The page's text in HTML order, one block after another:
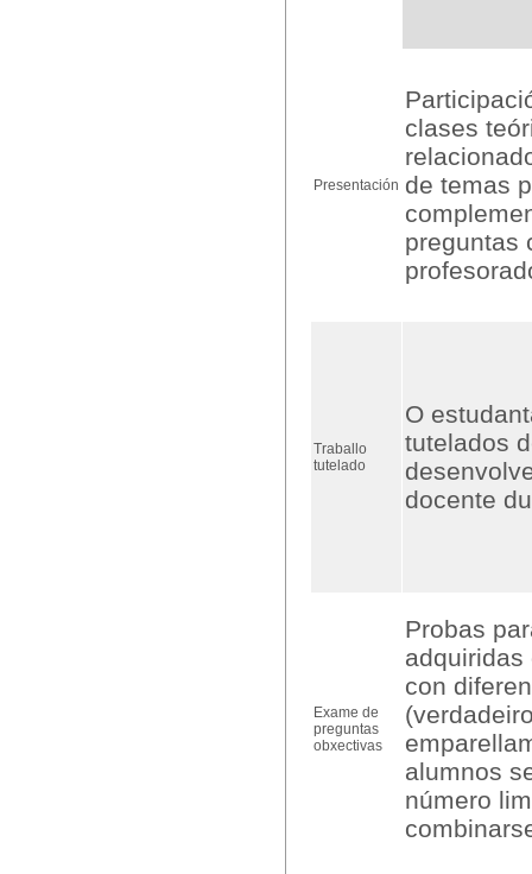
Presentación
clases
de temas
preguntas
Traballo
tutelado
O
tutelados
docente
Exame de
preguntas
obxectivas
Probas
adquiridas
con
alumnos
número